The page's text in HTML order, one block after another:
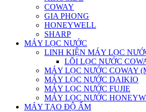
COWAY
GIA PHONG
HONEYWELL
SHARP
MÁY LỌC NƯỚC
LINH KIỆN MÁY LỌC
LÕI LỌC NƯỚC
MÁY LỌC NƯỚC COWAY
MÁY LỌC NƯỚC DAIKIO
MÁY LỌC NƯỚC FUJIE
MÁY LỌC NƯỚC
MÁY TẠO ĐỘ ẨM